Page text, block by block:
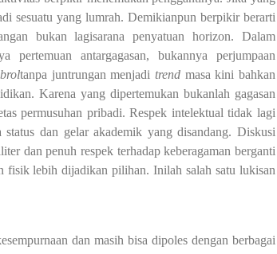
sesuatu yang lumrah. Demikianpun berpikir berarti
bukan lagisarana penyatuan horizon. Dalam
pertemuan antargagasan, bukannya perjumpaan
tanpa juntrungan menjaditrend masa kini bahkan
Karena yang dipertemukan bukanlah gagasan
permusuhan pribadi. Respek intelektual tidak lagi
dan gelar akademik yang disandang. Diskusi
dan penuh respek terhadap keberagaman berganti
fisik lebih dijadikan pilihan. Inilah salah satu lukisan
dan masih bisa dipoles dengan berbagai